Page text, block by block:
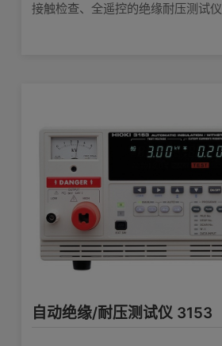
接触检查、全遥控的绝缘耐压测试仪
自动绝缘/耐压测试仪 3153